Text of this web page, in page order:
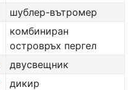
шублер-вътромер
комбиниран
островръх пергел
двусвещник
дикир